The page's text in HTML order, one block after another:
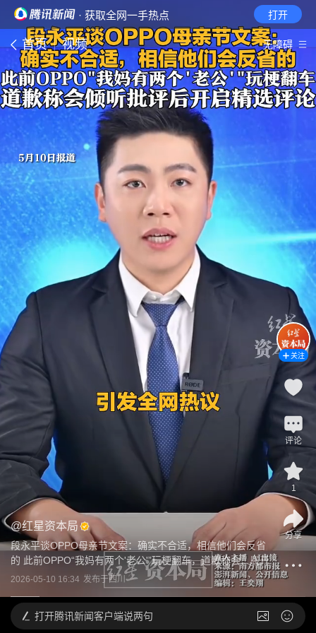
· 获取全网一手热点 打开
首页 视频 无障碍
@红星资本局
段永平谈OPPO母亲节文案：确实不合适，相信他们会反省
的 此前OPPO“我妈有两个'老公'”玩梗翻车，道歉称会...展开
2026-05-10 16:34 发布于四川
关注
评论
1
分享
打开腾讯新闻客户端说两句